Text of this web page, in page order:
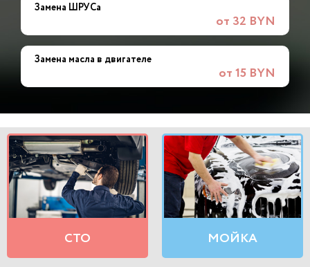
Замена ШРУСа
от 32 BYN
Замена масла в двигателе
от 15 BYN
СТО МОЙКА